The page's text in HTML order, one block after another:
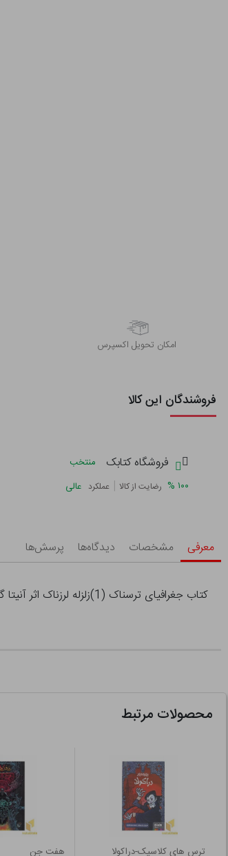
اﻣﮑﺎن ﺗﺤﻮﯾﻞ اﮐﺴﭙﺮس
فروشندگان این کالا
فروشگاه کتابک
منتخب
۱۰۰ % رضایت از کالا | عملکرد عالی
معرفی مشخصات دیدگاه‌ها پرسش‌ها
کتاب جغرافیای ترسناک (1)زلزله لرزناک اثر آنیتا گانری نشر قدیانی
محصولات مرتبط
ترس های کلاسیک-دراکولا هفت جن